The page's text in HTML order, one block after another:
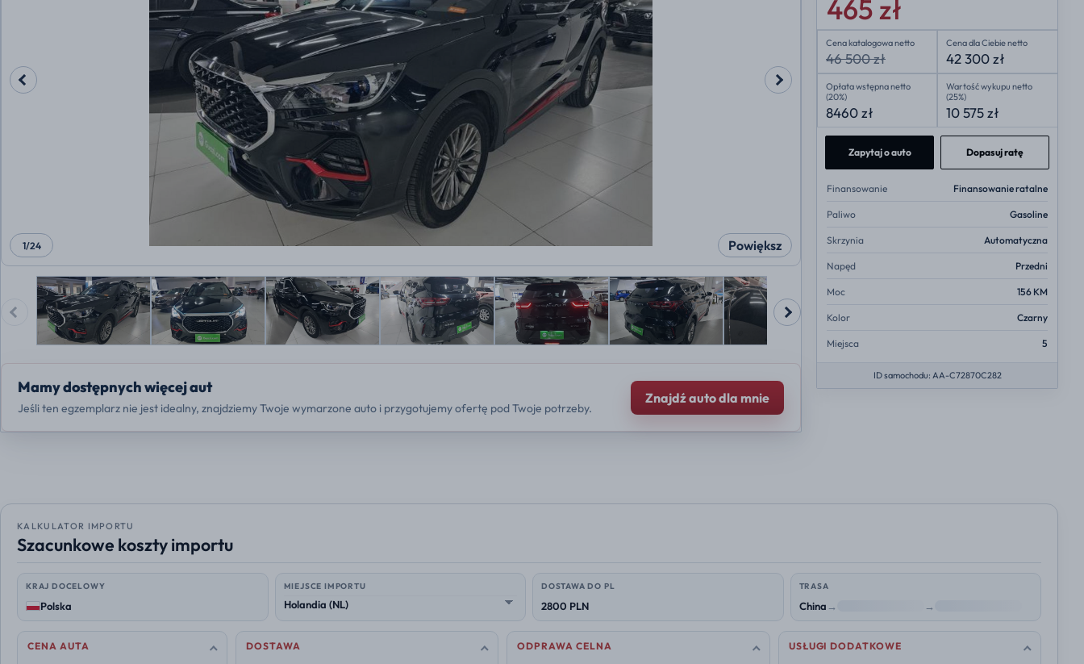
Powiększ
1/24
Mamy dostępnych więcej aut
Jeśli ten egzemplarz nie jest idealny, znajdziemy Twoje wymarzone auto i przygotujemy ofertę pod Twoje potrzeby.
Znajdź auto dla mnie
465 zł
Cena katalogowa netto
46 500 zł
Cena dla Ciebie netto
42 300 zł
Opłata wstępna netto
(20%)
8460 zł
Wartość wykupu netto
(25%)
10 575 zł
Zapytaj o auto Dopasuj ratę
Finansowanie Finansowanie ratalne
Paliwo Gasoline
Skrzynia Automatyczna
Napęd Przedni
Moc 156 KM
Kolor Czarny
Miejsca 5
ID samochodu: AA-C72870C282
KALKULATOR IMPORTU
Szacunkowe koszty importu
KRAJ DOCELOWY
Polska
MIEJSCE IMPORTU DOSTAWA DO PL
2800 PLN
TRASA
China→ →
CENA AUTA DOSTAWA ODPRAWA CELNA USŁUGI DODATKOWE